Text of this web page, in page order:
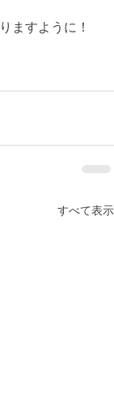
ますように！
すべて表示